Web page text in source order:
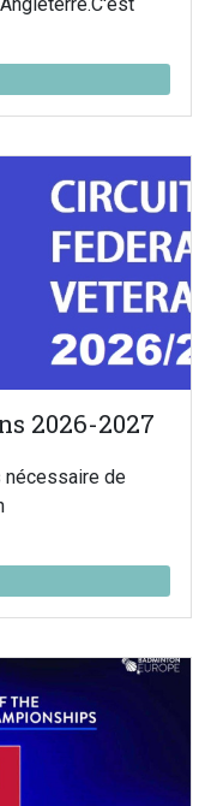
2026-2027
nécessaire de